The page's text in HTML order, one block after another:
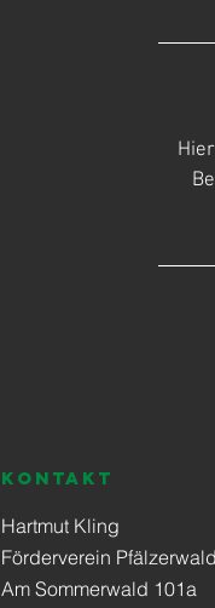
KONTAKT
Hartmut Kling
Förderverein
Am Sommerwald 101a